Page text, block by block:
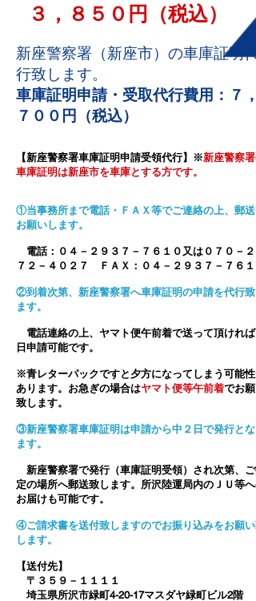
３，８５０円（税込）
新座警察署（新座市）の車庫証明代
行致します。
車庫証明申請・受取代行費用：７，
７００円（税込）
【新座警察署車庫証明申請受領代行】※新座警察署
車庫証明は新座市を車庫とする方です。
①当事務所まで電話・ＦＡＸ等でご連絡の上、郵送
お願いします。
電話：０４－２９３７－７６１０又は０７０－２
７２－４０２７ ＦＡＸ：０４－２９３７－７６１
②到着次第、新座警察署へ車庫証明の申請を代行致
ます。
電話連絡の上、ヤマト便午前着で送って頂ければ
日申請可能です。
※青レターパックですと夕方になってしまう可能性
あります。お急ぎの場合はヤマト便等午前着でお願
致します。
③新座警察署車庫証明は申請から中２日で発行とな
ます。
新座警察署で発行（車庫証明受領）され次第、ご
定の場所へ郵送致します。所沢陸運局内のＪＵ等へ
お届けも可能です。
④ご請求書を送付致しますのでお振り込みをお願い
します。
【送付先】
〒３５９－１１１１
埼玉県所沢市緑町4-20-17マスダヤ緑町ビル2階